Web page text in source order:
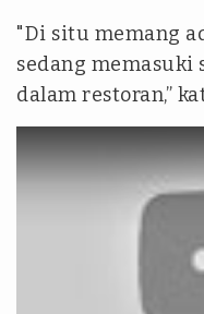
"Di situ memang
sedang memasuki
dalam restoran,”
tvonenews